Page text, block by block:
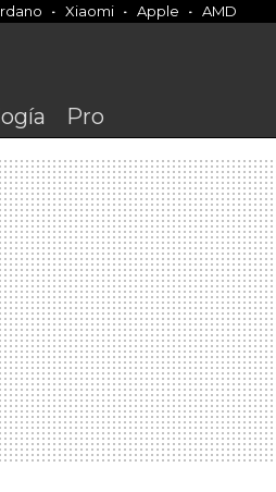
Xiaomi Apple AMD
Pro